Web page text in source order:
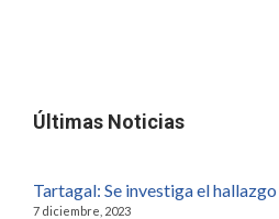
Últimas Noticias
Tartagal: Se investiga el
7 diciembre, 2023